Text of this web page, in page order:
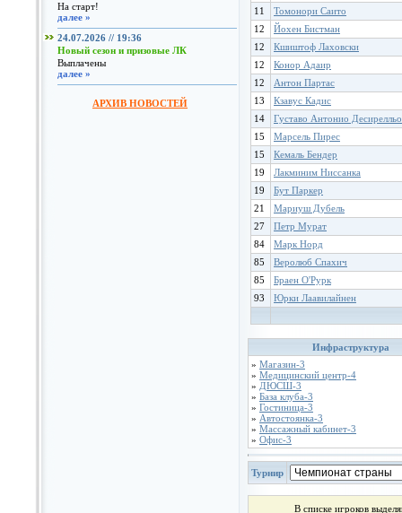
На старт!
далее »
24.07.2026 // 19:36
Новый сезон и призовые ЛК
Выплачены
далее »
АРХИВ НОВОСТЕЙ
11
Томонори Саито
12
Йохен Бистман
12
Кшиштоф Лаховски
12
Конор Адаир
12
Антон Партас
13
Кзавус Кадис
14
Густаво Антонио Десирелльо
15
Марсель Пирес
15
Кемаль Бендер
19
Лакминим Ниссанка
19
Бут Паркер
21
Мариуш Дубель
27
Петр Мурат
84
Марк Норд
85
Веролюб Спахич
85
Браен О'Рурк
93
Юрки Лаавилайнен
Инфраструктура
» Магазин-3
» Медицинский центр-4
» ДЮСШ-3
» База клуба-3
» Гостиница-3
» Автостоянка-3
» Массажный кабинет-3
» Офис-3
Турнир
В списке игроков